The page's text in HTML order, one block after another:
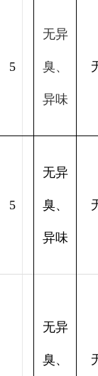
5
无异
臭、
异味
5
无异
臭、
异味
无异
臭、